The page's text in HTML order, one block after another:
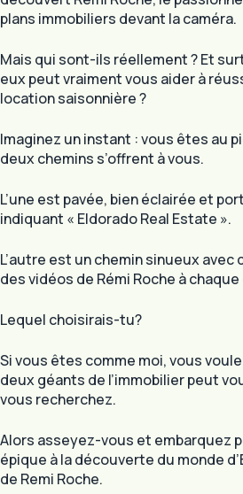
plans immobiliers devant la caméra.
Mais qui sont-ils réellement ? Et
eux peut vraiment vous aider à
location saisonnière ?
Imaginez un instant : vous êtes au
deux chemins s’offrent à vous.
L’une est pavée, bien éclairée et
indiquant « Eldorado Real Estate ».
L’autre est un chemin sinueux
des vidéos de Rémi Roche à
Lequel choisirais-tu?
Si vous êtes comme moi, vous
deux géants de l’immobilier peut
vous recherchez.
Alors asseyez-vous et embarquez
épique à la découverte du monde
de Remi Roche.